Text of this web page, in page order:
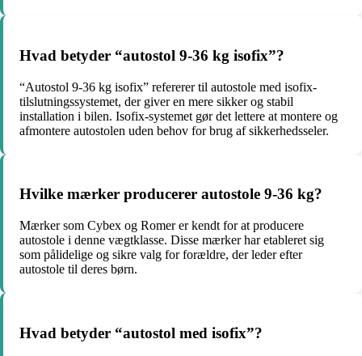
Hvad betyder “autostol 9-36 kg isofix”?
“Autostol 9-36 kg isofix” refererer til autostole med isofix-
tilslutningssystemet, der giver en mere sikker og stabil
installation i bilen. Isofix-systemet gør det lettere at montere og
afmontere autostolen uden behov for brug af sikkerhedsseler.
Hvilke mærker producerer autostole 9-36 kg?
Mærker som Cybex og Romer er kendt for at producere
autostole i denne vægtklasse. Disse mærker har etableret sig
som pålidelige og sikre valg for forældre, der leder efter
autostole til deres børn.
Hvad betyder “autostol med isofix”?